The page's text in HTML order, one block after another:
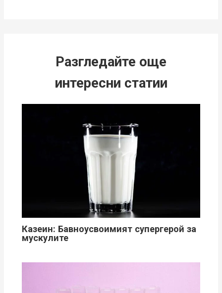
Разгледайте още
интересни статии
Казеин: Бавноусвоимият супергерой за
мускулите